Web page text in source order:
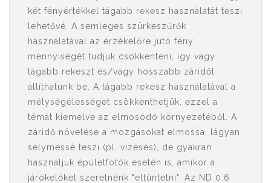
két fényértékkel tágabb rekesz használatát teszi
lehetővé. A semleges szürkeszűrők
használatával az érzékelőre jutó fény
mennyiségét tudjuk csökkenteni, így vagy
tágabb rekeszt és/vagy hosszabb záridőt
állíthatunk be. A tágabb rekesz használatával a
mélységélességet csökkenthetjük, ezzel a
témát kiemelve az elmosódó környezetéből. A
záridő növelése a mozgásokat elmossa, lágyan
selymessé teszi (pl. vízesés), de gyakran
használjuk épületfotók esetén is, amikor a
járókelőket szeretnénk "eltüntetni". Az ND 0.6